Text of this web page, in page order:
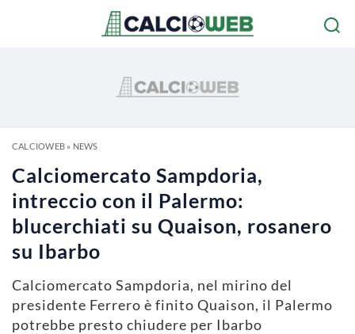
CALCIOWEB» NEWS
Calciomercato Sampdoria,
intreccio con il Palermo:
blucerchiati su Quaison, rosanero
su Ibarbo
Calciomercato Sampdoria, nel mirino del
presidente Ferrero è finito Quaison, il Palermo
potrebbe presto chiudere per Ibarbo